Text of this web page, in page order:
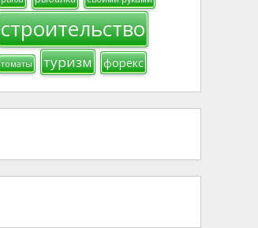
строительство
томаты туризм форекс